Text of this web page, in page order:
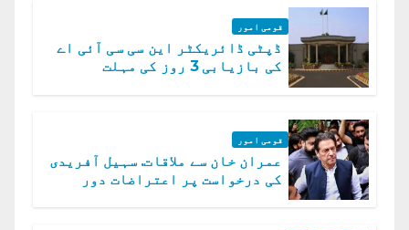
قومی امور
ڈپٹی ڈائریکٹر این سی سی آئی اے
کی بازیابی 3 روز کی مہلت
قومی امور
عمران خان سے ملاقات. سہیل آفریدی
کی درخواست پر اعتراضات دور